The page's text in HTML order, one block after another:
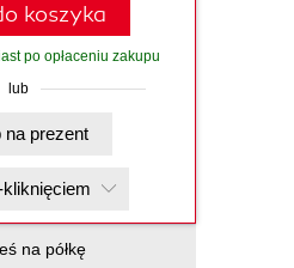
koszyka
po opłaceniu zakupu
lub
Kup na prezent
kliknięciem
na półkę